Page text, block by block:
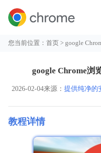
您当前位置：首页 > google
google Chrome浏
2026-02-04来源： 提供纯净的
教程详情